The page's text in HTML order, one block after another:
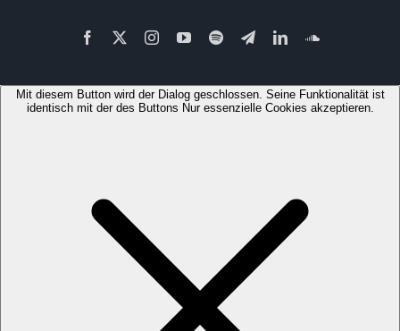
Facebook InstagramYouTube
SpotifyTelegramLinkedInSoundCloud
Mit diesem Button wird der Dialog geschlossen. Seine Funktionalität ist
identisch mit der des Buttons Nur essenzielle Cookies akzeptieren.